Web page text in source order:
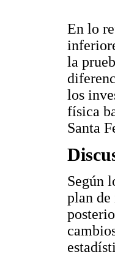
En lo
la
los
física
Santa
Según
plan de